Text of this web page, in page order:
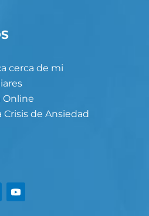
cerca de mi
Online
de Ansiedad